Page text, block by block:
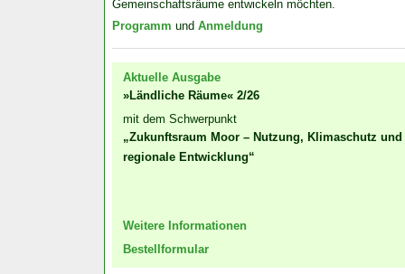
Gemeinschafts­räume entwickeln möchten.
Programm und Anmeldung
Aktuelle Ausgabe
»Ländliche Räume« 2/26
mit dem Schwerpunkt
„Zukunftsraum Moor – Nutzung, Klimaschutz und
regionale Entwicklung“
Weitere Informationen
Bestellformular